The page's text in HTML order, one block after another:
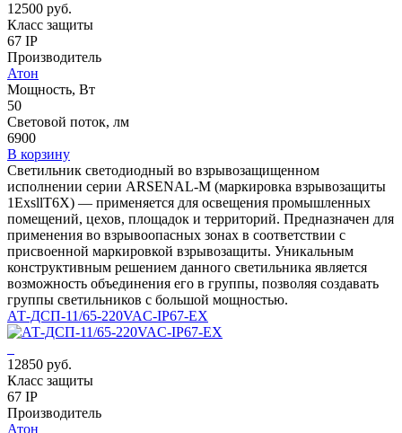
12500 руб.
Класс защиты
67 IP
Производитель
Атон
Мощность, Вт
50
Световой поток, лм
6900
В корзину
Светильник светодиодный во взрывозащищенном
исполнении серии ARSENAL-M (маркировка взрывозащиты
1ЕхsllT6X) — применяется для освещения промышленных
помещений, цехов, площадок и территорий. Предназначен для
применения во взрывоопасных зонах в соответствии с
присвоенной маркировкой взрывозащиты. Уникальным
конструктивным решением данного светильника является
возможность объединения его в группы, позволяя создавать
группы светильников с большой мощностью.
АТ-ДСП-11/65-220VAC-IP67-EX
12850 руб.
Класс защиты
67 IP
Производитель
Атон